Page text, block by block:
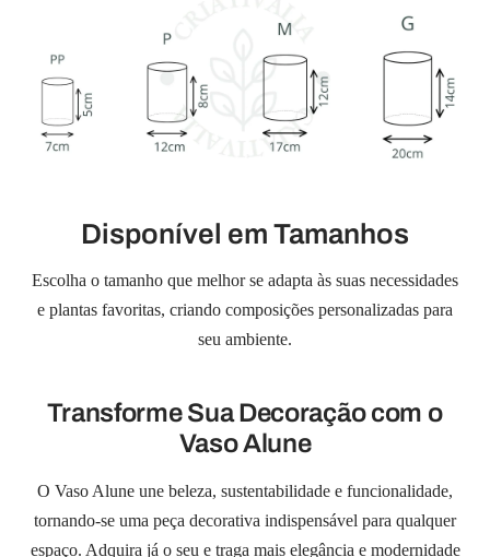
Disponível em Tamanhos
Escolha o tamanho que melhor se adapta às suas necessidades
e plantas favoritas, criando composições personalizadas para
seu ambiente.
Transforme Sua Decoração com o
Vaso Alune
O Vaso Alune une beleza, sustentabilidade e funcionalidade,
tornando-se uma peça decorativa indispensável para qualquer
espaço. Adquira já o seu e traga mais elegância e modernidade